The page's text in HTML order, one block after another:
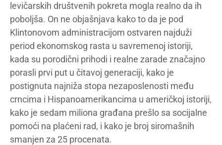
levičarskih društvenih pokreta mogla realno da ih
poboljša. On ne objašnjava kako to da je pod
Klintonovom administracijom ostvaren najduži
period ekonomskog rasta u savremenoj istoriji,
kada su porodični prihodi i realne zarade značajno
porasli prvi put u čitavoj generaciji, kako je
postignuta najniža stopa nezaposlenosti među
crncima i Hispanoamerikancima u američkoj istoriji,
kako je sedam miliona građana prešlo sa socijalne
pomoći na plaćeni rad, i kako je broj siromašnih
smanjen za 25 procenata.